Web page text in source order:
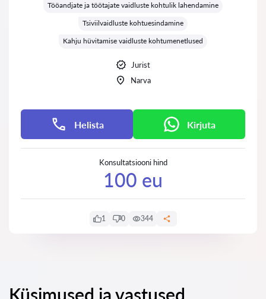
Tööandjate ja töötajate vaidluste kohtulik lahendamine
Tsiviilvaidluste kohtuesindamine
Kahju hüvitamise vaidluste kohtumenetlused
Jurist
Narva
Helista Kirjuta
Konsultatsiooni hind
100 eu
1 0 344
Küsimused ja vastused